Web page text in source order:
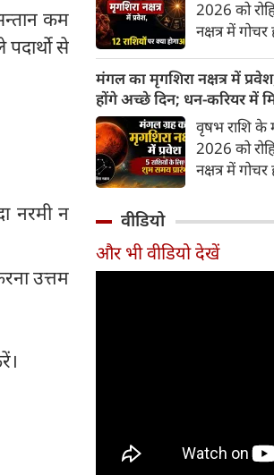
कम
से
नरमी न
उत्तम
चाल चलेगा,
सोच,
भी बदल
2026 को
नक्षत्र में
परिवर्तन के
तक किन
किनके लिए है
में मंगल को
और भूमि का
जबकि
मंगल का यह
शक्तिशाली
जा रहा है।
मंगल का मृगशिरा नक्षत्र में
होंगे अच्छे दिन; धन-करियर में
लाभ
वृषभ राशि
2026 को
नक्षत्र में
बदलाव देखने
लिए लाभ के
वीडियो
और भी वीडियो देखें